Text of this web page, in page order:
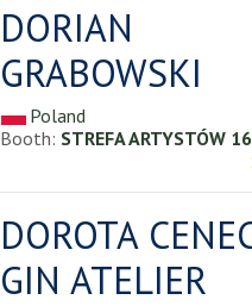
DORIAN
GRABOWSKI
Poland
Booth: STREFA ARTYSTÓW 16
DOROTA
GIN ATELIER